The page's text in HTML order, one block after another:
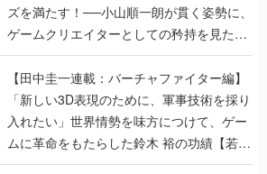
ズを満たす！──小山順一朗が貫く姿勢に、
ゲームクリエイターとしての矜持を見た
【若ゲのいたり最終回】
【田中圭一連載：バーチャファイター編】
「新しい3D表現のために、軍事技術を採り
入れたい」世界情勢を味方につけて、ゲー
ムに革命をもたらした鈴木 裕の功績【若ゲ
のいたり】